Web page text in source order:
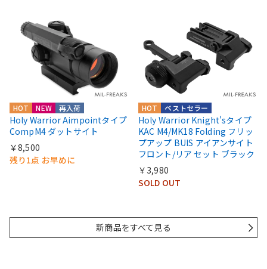
HOT NEW 再入荷
Holy Warrior Aimpointタイプ
CompM4 ダットサイト
￥8,500
残り1点 お早めに
HOT ベストセラー
Holy Warrior Knight'sタイプ
KAC M4/MK18 Folding フリッ
プアップ BUIS アイアンサイト
フロント/リア セット ブラック
￥3,980
SOLD OUT
新商品をすべて見る